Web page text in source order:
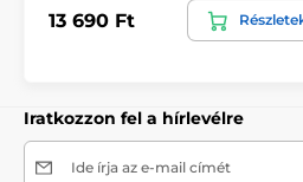
eredményezheti. A
kiválasztásakor megjelenik a
Méretek (cm-ben): 147x270
13 690 Ft
Iratkozzon fel a hírlevélre
Ide írja az e-mail címét